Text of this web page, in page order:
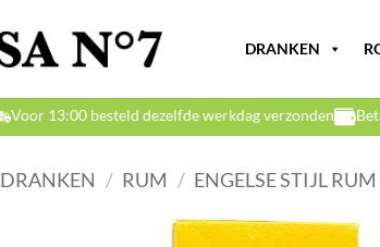
DRANKEN
Voor 13:00 besteld dezelfde werkdag verzonden
DRANKEN / RUM / ENGELSE STIJL RUM